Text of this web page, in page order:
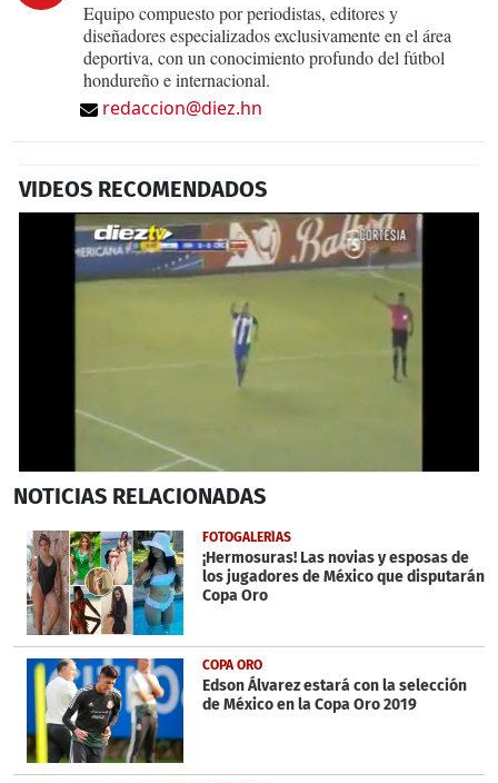
Equipo compuesto por periodistas, editores y
diseñadores especializados exclusivamente en el área
deportiva, con un conocimiento profundo del fútbol
hondureño e internacional.
redaccion@diez.hn
VIDEOS RECOMENDADOS
seconds
37
seconds
NOTICIAS RELACIONADAS
FOTOGALERÍAS
¡Hermosuras! Las novias y esposas de
los jugadores de México que disputarán
Copa Oro
COPA ORO
Edson Álvarez estará con la selección
de México en la Copa Oro 2019